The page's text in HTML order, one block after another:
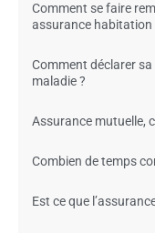
Comment se faire
assurance habitation
Comment déclarer
maladie ?
Assurance mutuelle,
Combien de temps
Est ce que